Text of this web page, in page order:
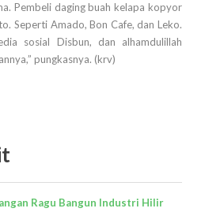
Pembeli daging buah kelapa kopyor
Seperti Amado, Bon Cafe, dan Leko.
sosial Disbun, dan alhamdulillah
pungkasnya. (krv)
Ragu Bangun Industri Hilir